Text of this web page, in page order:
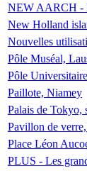
NEW AARCH -
New Holland
Nouvelles
Pôle Muséal,
Pôle
Paillote, Niamey
Palais de Tokyo,
Pavillon de
Place Léon
PLUS - Les